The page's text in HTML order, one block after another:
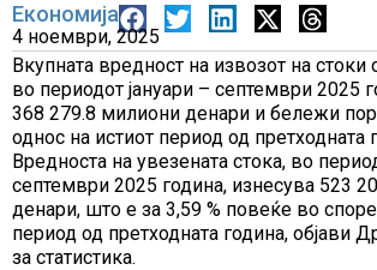
Економија
4 ноември, 2025
Вкупната вредност на извозот на стоки
во периодот јануари – септември 2025
368 279.8 милиони денари и бележи
однос на истиот период од претходната
Вредноста на увезената стока, во
септември 2025 година, изнесува 523
денари, што е за 3,59 % повеќе во
период од претходната година, објави
за статистика.